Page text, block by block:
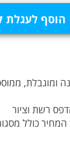
הוסף לעגלת
ומוגבלת,
רשת וציור
כולל